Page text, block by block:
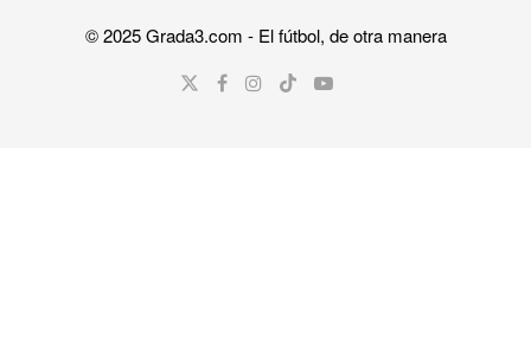
© 2025Grada3.com - El fútbol, de otra manera